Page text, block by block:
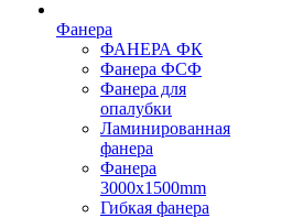
Фанера
ФАНЕРА ФК
Фанера ФСФ
Фанера для
опалубки
Ламинированная
фанера
Фанера
3000х1500mm
Гибкая фанера